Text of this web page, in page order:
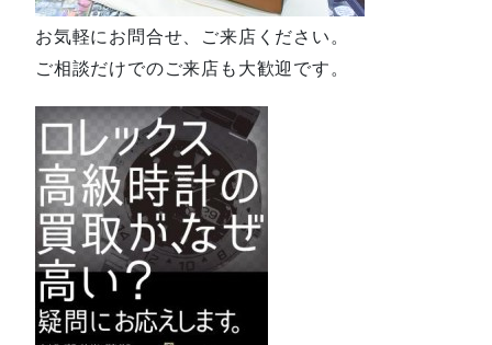
お気軽にお問合せ、ご来店ください。
ご相談だけでのご来店も大歓迎です。